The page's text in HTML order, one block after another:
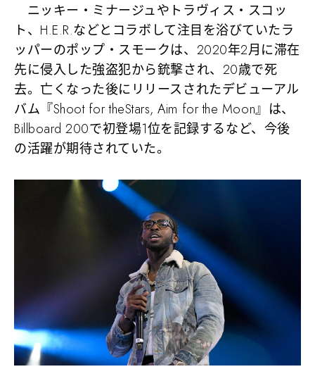
ニッキー・ミナージュやトラヴィス・スコッ
ト、H.E.R.などとコラボして注目を浴びていたラ
ッパーのポップ・スモークは、2020年2月に滞在
先に侵入した強盗犯から銃撃され、20歳で死
去。亡くなった後にリリースされたデビューアル
バム『Shoot for theStars, Aim for the Moon』は、
Billboard 200で初登場1位を記録するなど、今後
の活躍が期待されていた。